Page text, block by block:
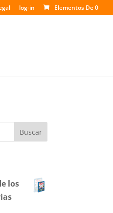
log-in Elementos De 0
los